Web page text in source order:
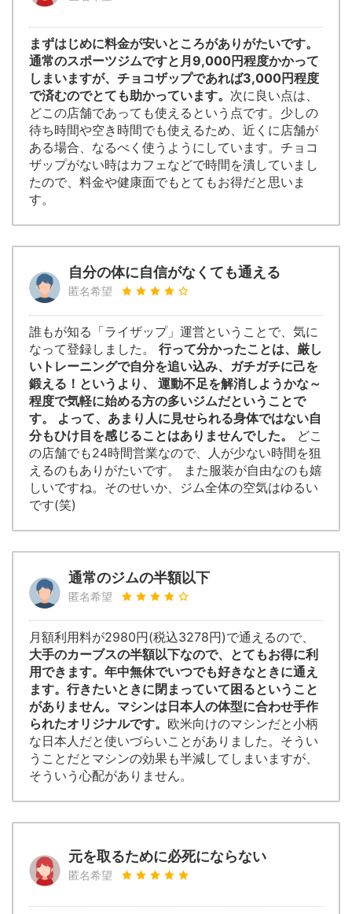
まずはじめに料金が安いところがありがたいです。
通常のスポーツジムですと月9,000円程度かかって
しまいますが、チョコザップであれば3,000円程度
で済むのでとても助かっています。 次に良い点は、
どこの店舗であっても使えるという点です。少しの
待ち時間や空き時間でも使えるため、近くに店舗が
ある場合、なるべく使うようにしています。チョコ
ザップがない時はカフェなどで時間を潰していまし
たので、料金や健康面でもとてもお得だと思いま
す。
自分の体に自信がなくても通える
匿名希望
誰もが知る「ライザップ」運営ということで、気に
なって登録しました。 行って分かったことは、厳し
いトレーニングで自分を追い込み、ガチガチに己を
鍛える！というより、 運動不足を解消しようかな～
程度で気軽に始める方の多いジムだということで
す。 よって、あまり人に見せられる身体ではない自
分もひけ目を感じることはありませんでした。
どこ
の店舗でも24時間営業なので、人が少ない時間を狙
えるのもありがたいです。 また服装が自由なのも嬉
しいですね。そのせいか、ジム全体の空気はゆるい
です(笑)
通常のジムの半額以下
匿名希望
月額利用料が2980円(税込3278円)で通えるので、
大手のカーブスの半額以下なので、とてもお得に利
用できます。年中無休でいつでも好きなときに通え
ます。行きたいときに閉まっていて困るということ
がありません。マシンは日本人の体型に合わせ手作
られたオリジナルです。 欧米向けのマシンだと小柄
な日本人だと使いづらいことがありました。そうい
うことだとマシンの効果も半減してしまいますが、
そういう心配がありません。
元を取るために必死にならない
匿名希望